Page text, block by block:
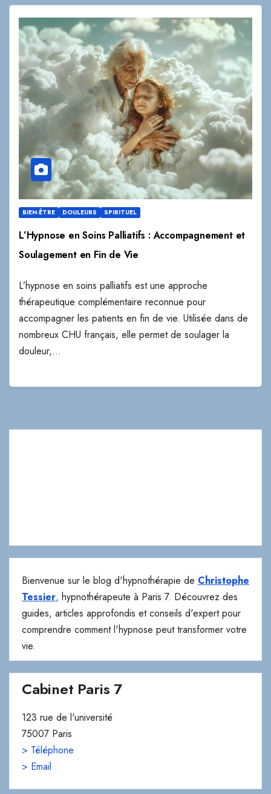
BIEN-ÊTRE DOULEURS SPIRITUEL
L’Hypnose en Soins Palliatifs : Accompagnement et
Soulagement en Fin de Vie
L’hypnose en soins palliatifs est une approche
thérapeutique complémentaire reconnue pour
accompagner les patients en fin de vie. Utilisée dans de
nombreux CHU français, elle permet de soulager la
douleur,…
Tessier,hypnothérapeute à Paris 7. Découvrez des
comprendre comment l'hypnose peut transformer votre
vie.
Cabinet Paris 7
123 rue de l'université
75007 Paris
> Email